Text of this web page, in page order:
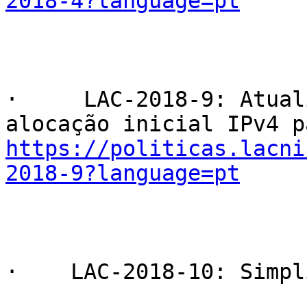
·     LAC-2018-9:
https://
2018-9?language=pt
·    LAC-2018-10: